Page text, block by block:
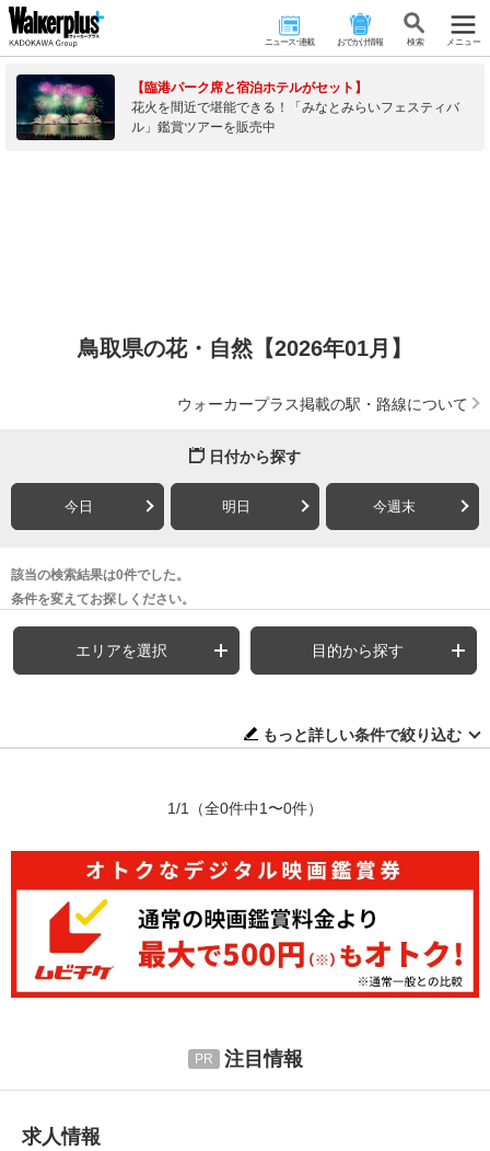
ニュース･連載 おでかけ情報 検 索 メニュー
【臨港パーク席と宿泊ホテルがセット】
花火を間近で堪能できる！「みなとみらいフェスティバ
ル」鑑賞ツアーを販売中
鳥取県の花・自然【2026年01月】
ウォーカープラス掲載の駅・路線について
日付から探す
今日 明日 今週末
該当の検索結果は0件でした。
条件を変えてお探しください。
エリアを選択 目的から探す
もっと詳しい条件で絞り込む
1/1 （全0件中1〜0件）
注目情報
求人情報